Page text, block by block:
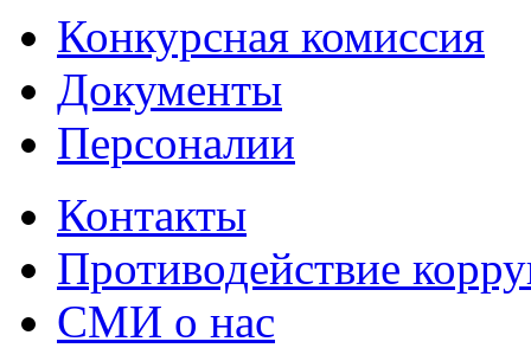
Конкурсная комиссия
Документы
Персоналии
Контакты
Противодействие
СМИ о нас